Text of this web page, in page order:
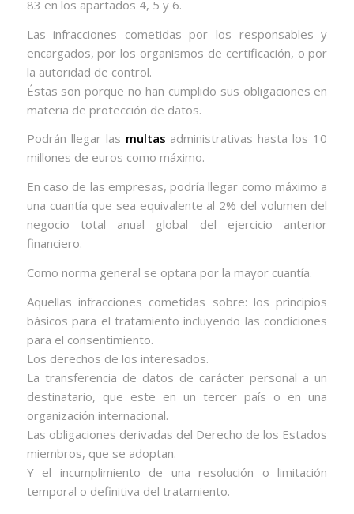
83 en los apartados 4, 5 y 6.
Las infracciones cometidas por los responsables y
encargados, por los organismos de certificación, o por
la autoridad de control.
Éstas son porque no han cumplido sus obligaciones en
materia de protección de datos.
Podrán llegar las multas administrativas hasta los 10
millones de euros como máximo.
En caso de las empresas, podría llegar como máximo a
una cuantía que sea equivalente al 2% del volumen del
negocio total anual global del ejercicio anterior
financiero.
Como norma general se optara por la mayor cuantía.
Aquellas infracciones cometidas sobre: los principios
básicos para el tratamiento incluyendo las condiciones
para el consentimiento.
Los derechos de los interesados.
La transferencia de datos de carácter personal a un
destinatario, que este en un tercer país o en una
organización internacional.
Las obligaciones derivadas del Derecho de los Estados
miembros, que se adoptan.
Y el incumplimiento de una resolución o limitación
temporal o definitiva del tratamiento.